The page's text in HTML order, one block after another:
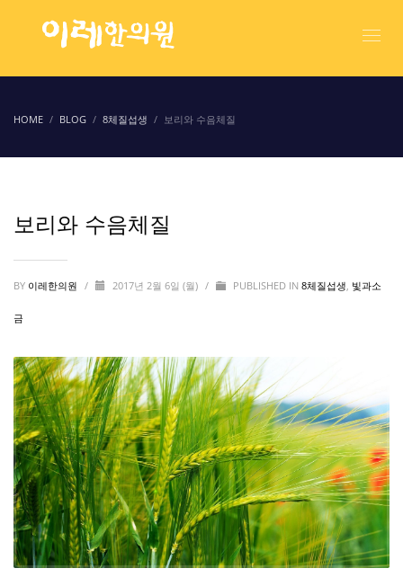
HOME BLOG 8체질섭생 보리와 수음체질
보리와 수음체질
BY 이레한의원 / 2017년 2월 6일 (월) / PUBLISHED IN 8체질섭생, 빛과소
금